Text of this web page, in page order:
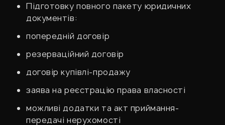
Підготовку повного пакету юридичних
документів:
попередній договір
резерваційний договір
договір купівлі-продажу
заява на реєстрацію права власності
можливі додатки та акт приймання-
передачі нерухомості